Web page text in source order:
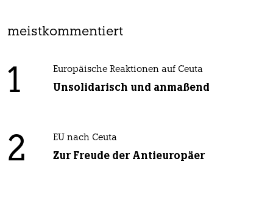
meistkommentiert
1 Europäische Reaktionen auf Ceuta
Unsolidarisch und anmaßend
2 EU nach Ceuta
Zur Freude der Antieuropäer